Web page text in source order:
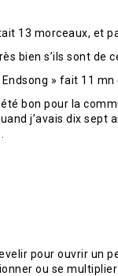
13 morceaux, et
bien s’ils sont de
» fait 11 mn
bon pour la
j’avais dix sept
pour ouvrir un
ou se multiplier